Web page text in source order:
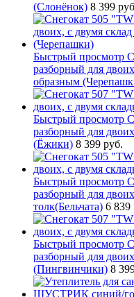
(Слонёнок) 8 399
Быстрый просмотр
разборный для
образным
Быстрый просмотр
разборный для
(Ёжики) 8 399 руб.
Быстрый просмотр
разборный для
толк(Бельчата) 6 839
Быстрый просмотр
разборный для
(Пингвинчики) 8